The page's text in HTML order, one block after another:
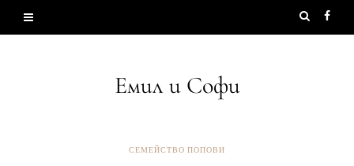
Емил и Софи
СЕМЕЙСТВО ПОПОВИ